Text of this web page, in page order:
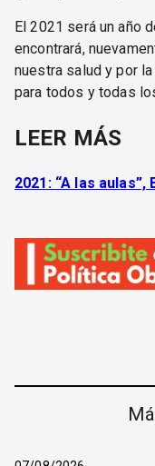
El 2021 será un año
encontrará,
nuestra salud y por
para todos y todas
LEER MÁS
2021: “A las